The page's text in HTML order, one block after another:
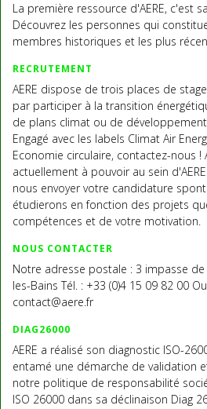
La première ressource d'AERE, c'est
Découvrez les personnes qui
membres historiques et les plus
RECRUTEMENT
AERE dispose de trois places de
par participer à la transition
de plans climat ou de
Engagé avec les labels Climat Air
Economie circulaire, contactez-nous !
actuellement à pouvoir au sein
nous envoyer votre candidature
étudierons en fonction des projets
compétences et de votre motivation.
NOUS CONTACTER
Notre adresse postale : 3 impasse de
les-Bains Tél. : +33 (0)4 15 09 82 00
contact@aere.fr
DIAG26000
AERE a réalisé son diagnostic ISO-
entamé une démarche de validation
notre politique de responsabilité
ISO 26000 dans sa déclinaison Diag